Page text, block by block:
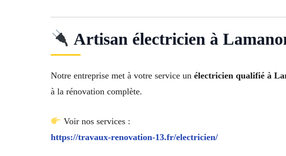
Artisan électricien à
Notre entreprise met à votre service un électricien qualifié à
à la rénovation complète.
Voir nos services :
https://travaux-renovation-13.fr/electricien/